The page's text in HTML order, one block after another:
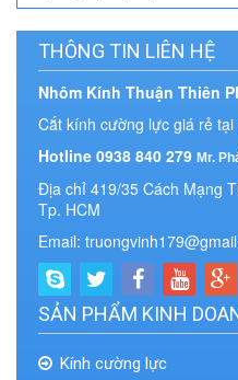
THÔNG TIN LIÊN HỆ
Nhôm Kính Thuận Thiên
Cắt kính cường lực giá rẻ tại
Hotline 0938 840 279 Mr.
Địa chỉ 419/35 Cách Mạng
Tp. HCM
Email:
SẢN PHẨM KINH
Kính cường lực